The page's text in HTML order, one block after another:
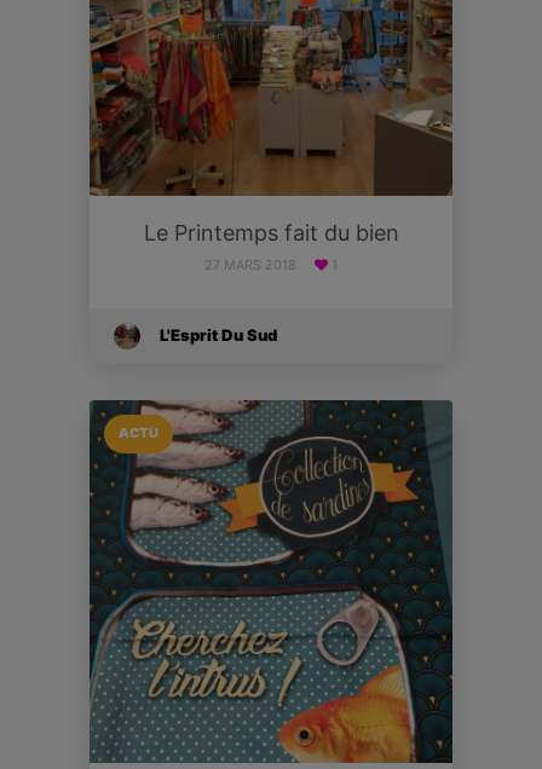
Le Printemps fait du bien
27 MARS 2018 1
L'Esprit Du Sud
ACTU